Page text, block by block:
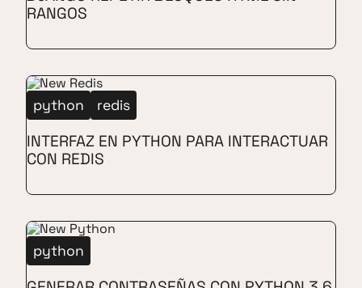
RANGOS
python redis
INTERFAZ EN PYTHON PARA INTERACTUAR
CON REDIS
python